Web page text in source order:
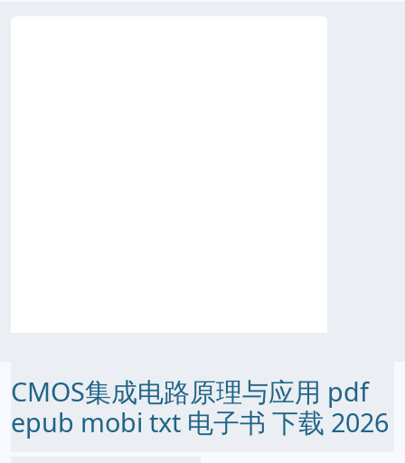
CMOS集成电路原理与应用 pdf
epub mobi txt 电子书 下载 2026